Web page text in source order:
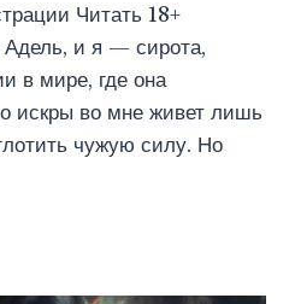
Читать 18+
Адель, и я — сирота,
в мире, где она
искры во мне живет лишь
чужую силу. Но